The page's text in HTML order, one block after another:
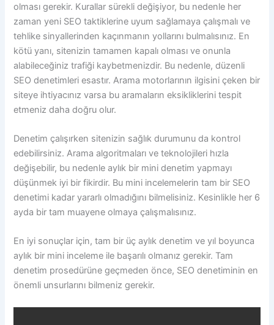
olması gerekir. Kurallar sürekli değişiyor, bu nedenle her
zaman yeni SEO taktiklerine uyum sağlamaya çalışmalı ve
tehlike sinyallerinden kaçınmanın yollarını bulmalısınız. En
kötü yanı, sitenizin tamamen kapalı olması ve onunla
alabileceğiniz trafiği kaybetmenizdir. Bu nedenle, düzenli
SEO denetimleri esastır. Arama motorlarının ilgisini çeken bir
siteye ihtiyacınız varsa bu aramaların eksikliklerini tespit
etmeniz daha doğru olur.
Denetim çalışırken sitenizin sağlık durumunu da kontrol
edebilirsiniz. Arama algoritmaları ve teknolojileri hızla
değişebilir, bu nedenle aylık bir mini denetim yapmayı
düşünmek iyi bir fikirdir. Bu mini incelemelerin tam bir SEO
denetimi kadar yararlı olmadığını bilmelisiniz. Kesinlikle her 6
ayda bir tam muayene olmaya çalışmalısınız.
En iyi sonuçlar için, tam bir üç aylık denetim ve yıl boyunca
aylık bir mini inceleme ile başarılı olmanız gerekir. Tam
denetim prosedürüne geçmeden önce, SEO denetiminin en
önemli unsurlarını bilmeniz gerekir.